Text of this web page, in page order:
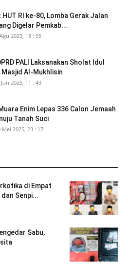
HUT RI ke-80, Lomba Gerak Jalan
Digelar Pemkab...
2025, 18 : 05
PALI Laksanakan Sholat Idul
Masjid Al-Mukhlisin
2025, 11 : 43
Enim Lepas 336 Calon Jemaah
Tanah Suci
Mei 2025, 23 : 17
di Empat
Senpi...
Sabu,